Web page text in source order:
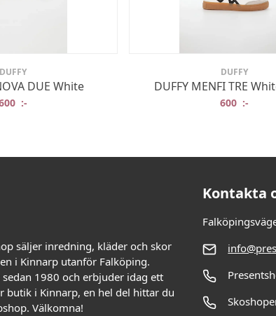
DUFFY
DUE White
:-
DUFFY
DUFFY MENFI TRE
600 :-
säljer inredning, kläder och skor
i Kinnarp utanför Falköping.
1980 och erbjuder idag ett
butik i Kinnarp, en hel del hittar du
Välkomna!
Kontakta